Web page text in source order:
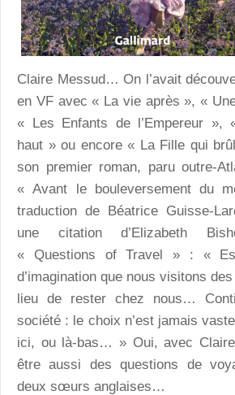
Claire Messud… On l’avait
en VF avec « La vie après », «
« Les Enfants de l’Empereur »,
haut » ou encore « La Fille qui
son premier roman, paru outre-
« Avant le bouleversement du
traduction de Béatrice Guisse-
une citation d’Elizabeth
« Questions of Travel » : «
d’imagination que nous visitons
lieu de rester chez nous…
société : le choix n’est jamais
ici, ou là-bas… » Oui, avec
être aussi des questions de
deux sœurs anglaises…